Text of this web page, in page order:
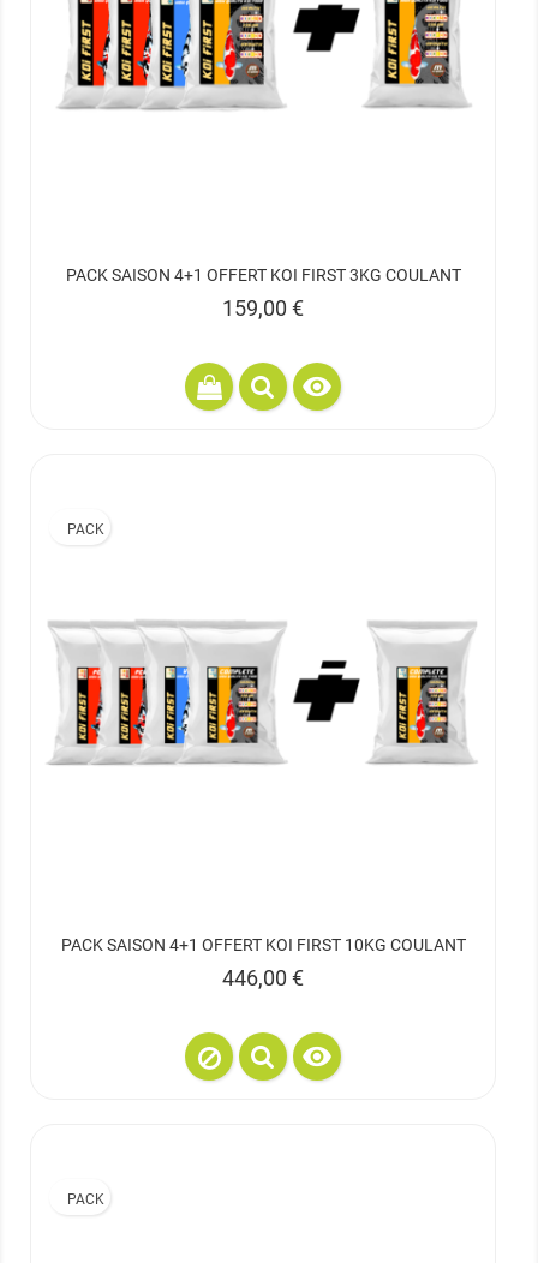
PACK SAISON 4+1 OFFERT KOI FIRST 3KG COULANT
Prix
159,00 €

PACK
PACK SAISON 4+1 OFFERT KOI FIRST 10KG COULANT
Prix
446,00 €

PACK